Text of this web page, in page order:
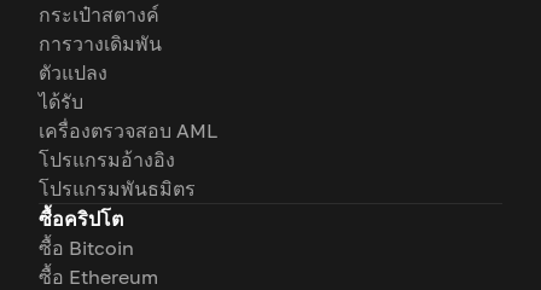
กระเป๋าสตางค์
การวางเดิมพัน
ตัวแปลง
ได้รับ
เครื่องตรวจสอบ AML
โปรแกรมอ้างอิง
โปรแกรมพันธมิตร
ซื้อคริปโต
ซื้อ Bitcoin
ซื้อ Ethereum